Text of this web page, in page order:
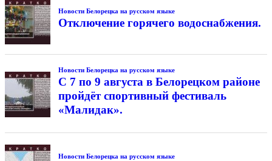
Новости Белорецка на русском языке
Отключение горячего водоснабжения.
Новости Белорецка на русском языке
С 7 по 9 августа в Белорецком районе
пройдёт спортивный фестиваль
«Малидак».
Новости Белорецка на русском языке